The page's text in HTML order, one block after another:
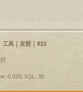
工具| 友链| RSS
0.020, SQL: 30